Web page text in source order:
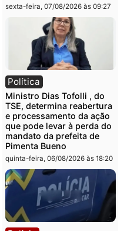
Polícia Civil deflagra
operação contra facção
criminosa que atacava
provedores de internet
Rondônia
sexta-feira, 07/08/2026 às
Polícia
Polícia Militar apreende
explosivos e
durante patrulhamento
fluvial no Rio Madeira em
Porto Velho